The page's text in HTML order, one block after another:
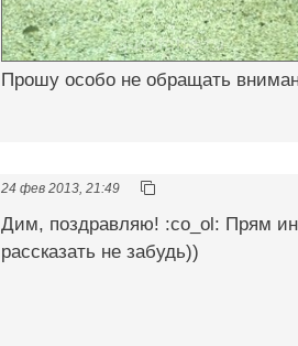
Прошу особо не обращать
24 фев 2013, 21:49
Дим, поздравляю! :co_ol: Прям
рассказать не забудь))